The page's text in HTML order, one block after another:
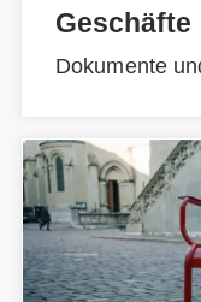
Geschäfte
Dokumente